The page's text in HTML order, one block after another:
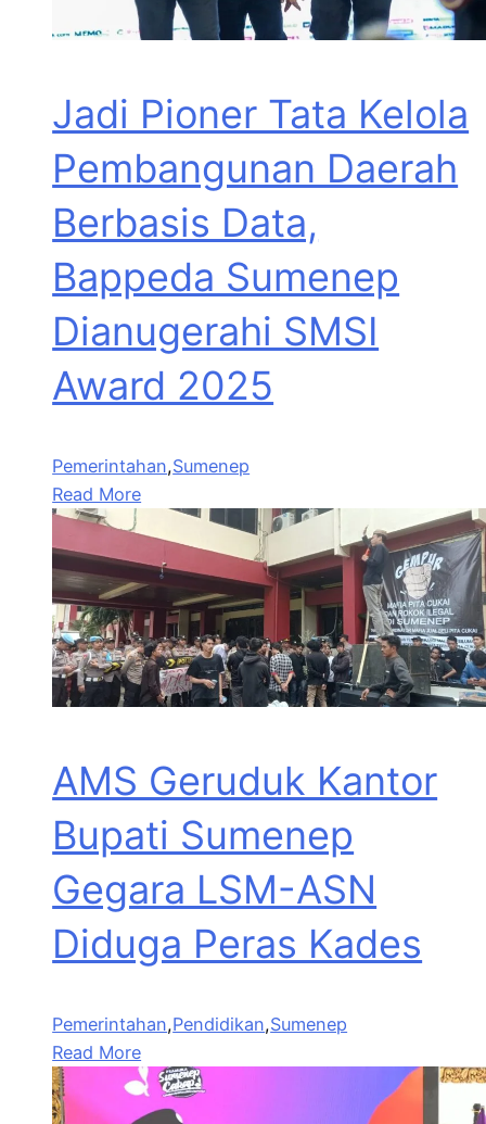
Jadi Pioner Tata Kelola
Pembangunan Daerah
Berbasis Data,
Bappeda Sumenep
Dianugerahi SMSI
Award 2025
Pemerintahan,Sumenep
Read More
AMS Geruduk Kantor
Bupati Sumenep
Gegara LSM-ASN
Diduga Peras Kades
Pemerintahan,Pendidikan,Sumenep
Read More